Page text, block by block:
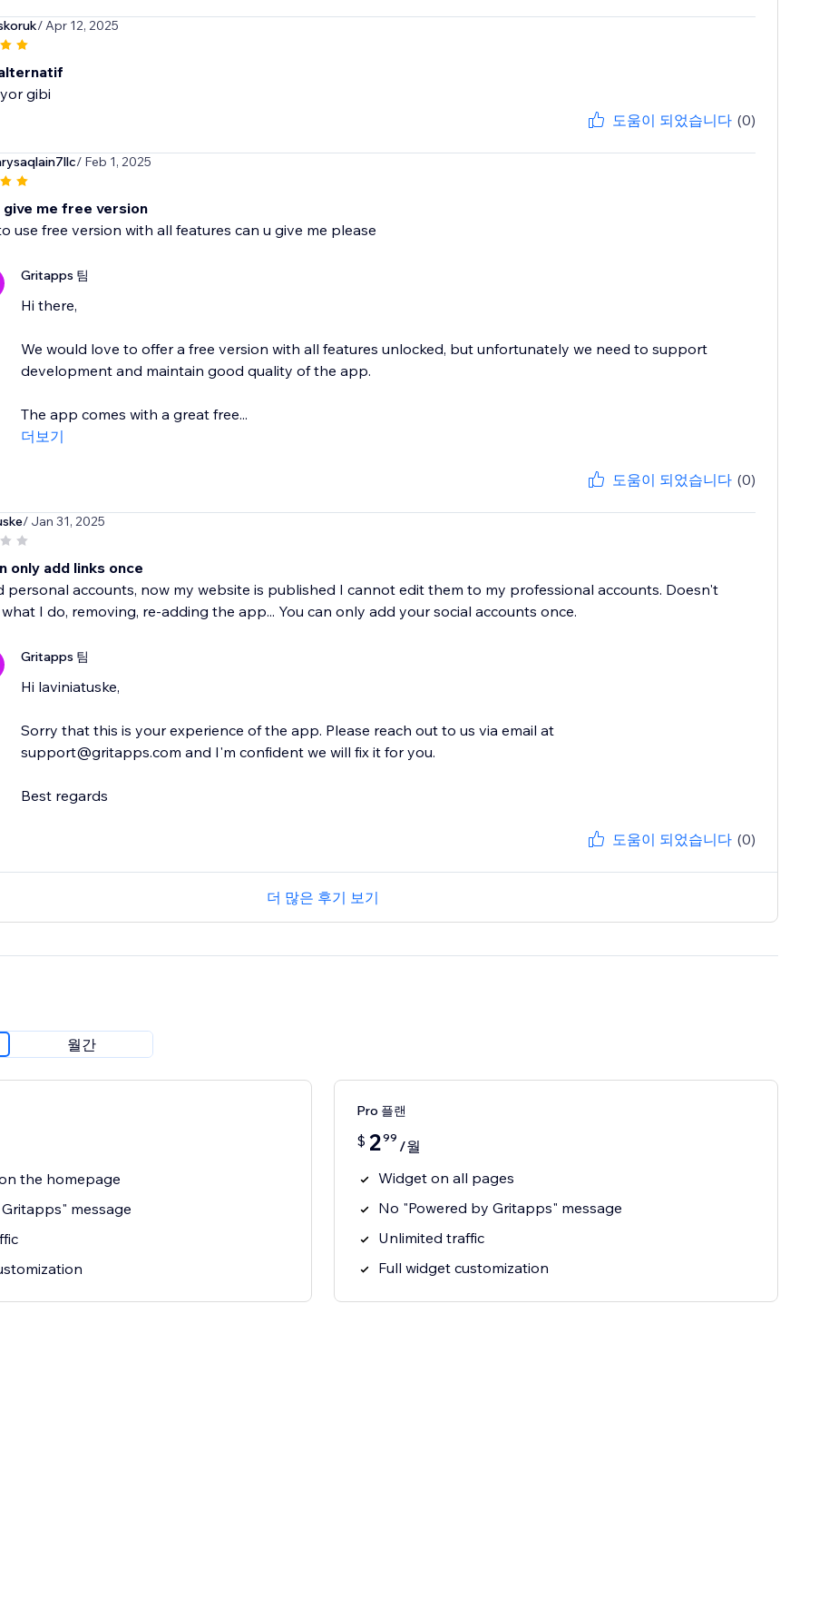
/ Apr 12, 2025
gibi
도움이 되었습니다 (0)
/ Feb 1, 2025
give me free version
use free version with all features can u give me please
Gritapps 팀
Hi there,
We would love to offer a free version with all features unlocked, but unfortunately we need to support
development and maintain good quality of the app.
The app comes with a great free...
더보기
도움이 되었습니다 (0)
/ Jan 31, 2025
only add links once
personal accounts, now my website is published I cannot edit them to my professional accounts. Doesn't
I do, removing, re-adding the app... You can only add your social accounts once.
Gritapps 팀
Hi laviniatuske,
Sorry that this is your experience of the app. Please reach out to us via email at
support@gritapps.com and I'm confident we will fix it for you.
Best regards
도움이 되었습니다 (0)
더 많은 후기 보기
월간
the homepage
message
Pro 플랜
$ 299 /월
Widget on all pages
No "Powered by Gritapps" message
Unlimited traffic
Full widget customization